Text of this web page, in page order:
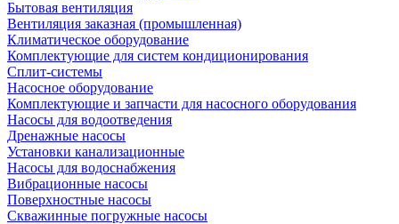
Бытовая вентиляция
Вентиляция заказная (промышленная)
Климатическое оборудование
Комплектующие для систем кондиционирования
Сплит-системы
Насосное оборудование
Комплектующие и запчасти для насосного оборудования
Насосы для водоотведения
Дренажные насосы
Установки канализационные
Насосы для водоснабжения
Вибрационные насосы
Поверхностные насосы
Скважинные погружные насосы